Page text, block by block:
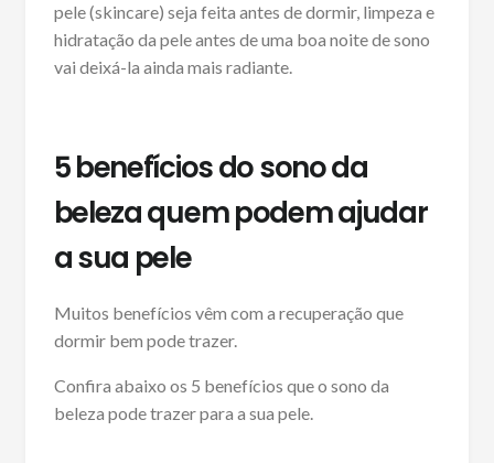
pele (skincare) seja feita antes de dormir, limpeza e
hidratação da pele antes de uma boa noite de sono
vai deixá-la ainda mais radiante.
5 benefícios do sono da
beleza quem podem ajudar
a sua pele
Muitos benefícios vêm com a recuperação que
dormir bem pode trazer.
Confira abaixo os 5 benefícios que o sono da
beleza pode trazer para a sua pele.